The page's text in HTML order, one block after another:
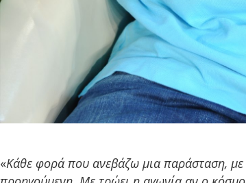
«Κάθε φορά που ανεβάζω μια παράσταση, με